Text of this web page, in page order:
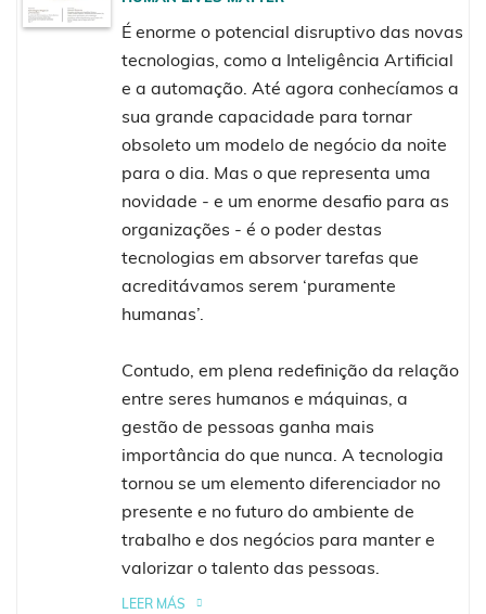
É enorme o potencial disruptivo das novas
tecnologias, como a Inteligência Artificial
e a automação. Até agora conhecíamos a
sua grande capacidade para tornar
obsoleto um modelo de negócio da noite
para o dia. Mas o que representa uma
novidade - e um enorme desafio para as
organizações - é o poder destas
tecnologias em absorver tarefas que
acreditávamos serem ‘puramente
humanas’.
Contudo, em plena redefinição da relação
entre seres humanos e máquinas, a
gestão de pessoas ganha mais
importância do que nunca. A tecnologia
tornou se um elemento diferenciador no
presente e no futuro do ambiente de
trabalho e dos negócios para manter e
valorizar o talento das pessoas.
LEER MÁS